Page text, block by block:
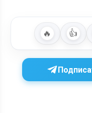
🔥 👍